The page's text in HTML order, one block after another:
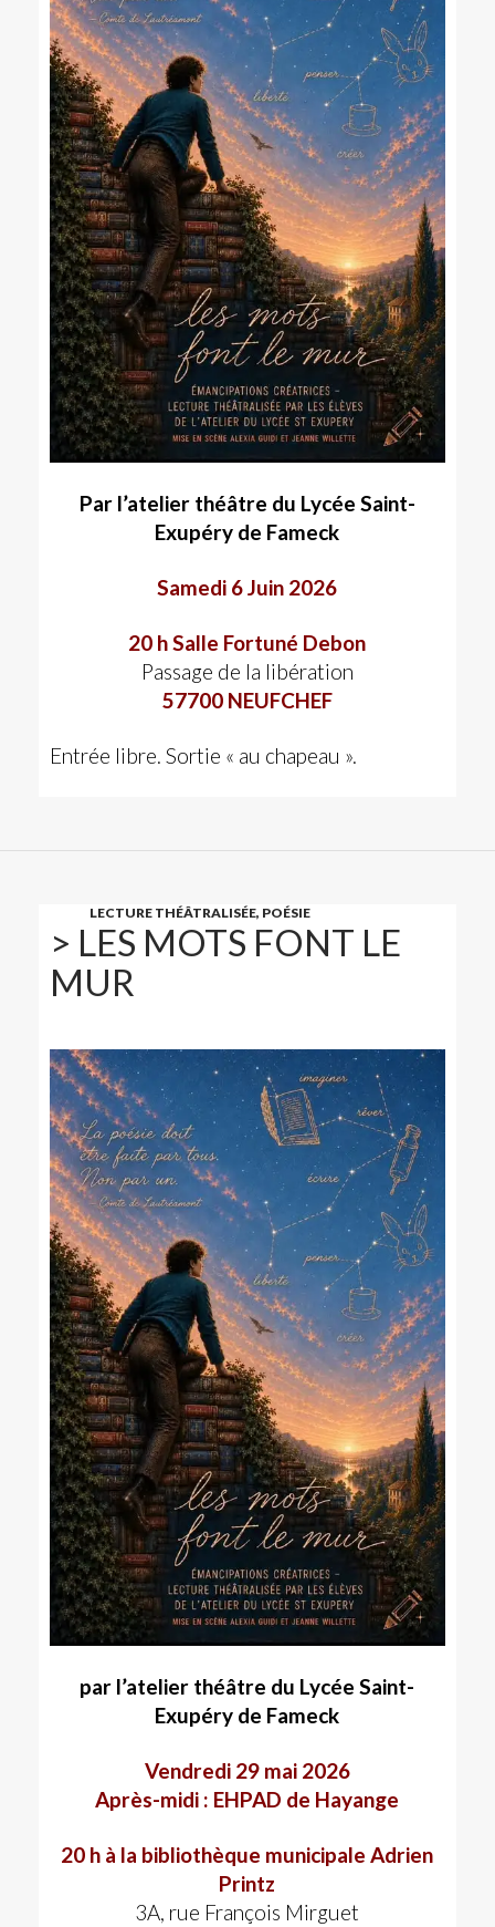
Par l’atelier théâtre du Lycée Saint-
Exupéry de Fameck
Samedi 6 Juin 2026
20 h Salle Fortuné Debon
Passage de la libération
57700 NEUFCHEF
Entrée libre. Sortie « au chapeau ».
LECTURE THÉÂTRALISÉE, POÉSIE
> LES MOTS FONT LE
MUR
par l’atelier théâtre du Lycée Saint-
Exupéry de Fameck
Vendredi 29 mai 2026
Après-midi : EHPAD de Hayange
20 h à la bibliothèque municipale Adrien
Printz
3A, rue François Mirguet